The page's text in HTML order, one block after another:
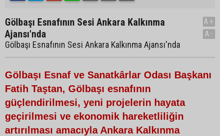
Gölbaşı Esnafının Sesi Ankara Kalkınma
Ajansı'nda
Gölbaşı Esnafının Sesi Ankara Kalkınma Ajansı'nda
A+
A-
Gölbaşı Esnaf ve Sanatkârlar Odası Başkanı
Fatih Taştan, Gölbaşı esnafının
güçlendirilmesi, yeni projelerin hayata
geçirilmesi ve ekonomik hareketliliğin
artırılması amacıyla Ankara Kalkınma